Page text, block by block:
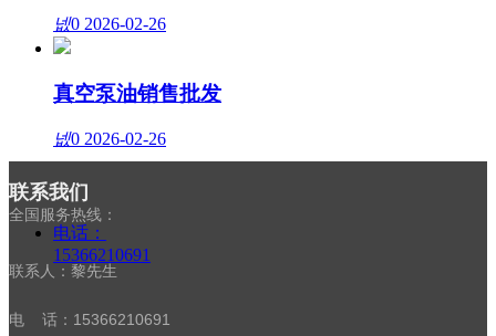
넶0 2026-02-26
真空泵油销售批发
넶0 2026-02-26
联系我们
全国服务热线：
电话：
15366210691
联系人：黎先生
电 话：15366210691